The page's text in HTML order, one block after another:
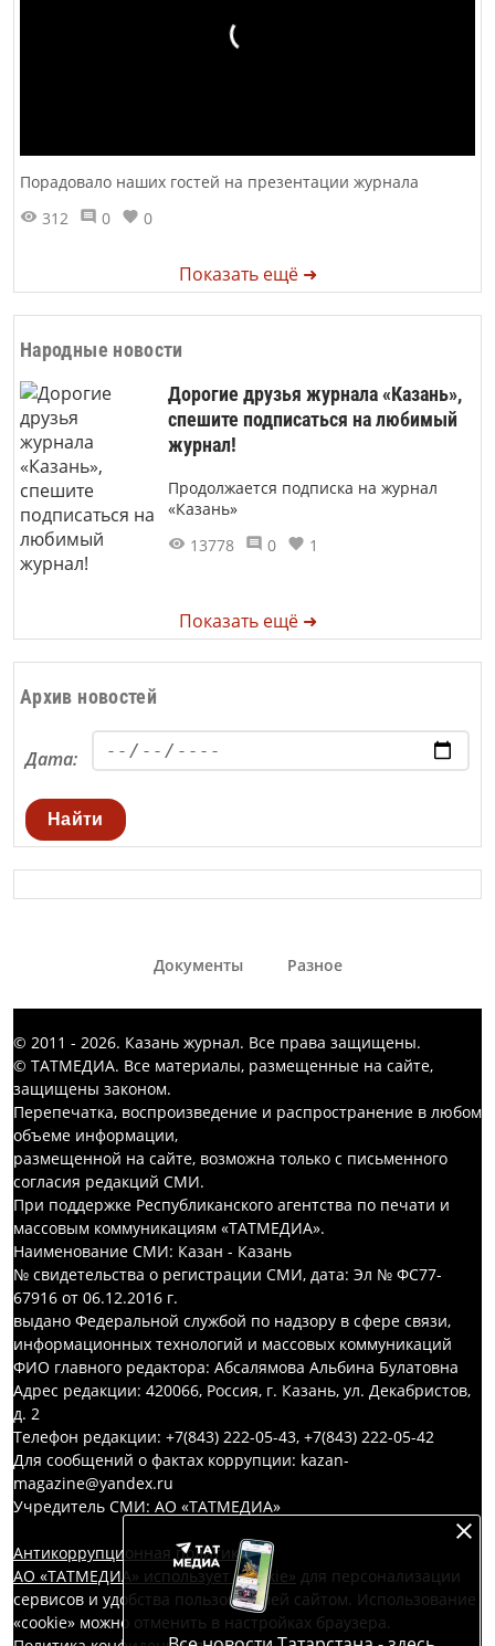
Порадовало наших гостей на презентации журнала
312
0 0
Показать ещё ➜
Народные новости
Дорогие друзья журнала «Казань»,
спешите подписаться на любимый
журнал!
Продолжается подписка на журнал
«Казань»
13778
0 1
Показать ещё ➜
Архив новостей
Дата:
Найти
Документы Разное
© 2011 - 2026. Казань журнал. Все права защищены.
© ТАТМЕДИА. Все материалы, размещенные на сайте,
защищены законом.
Перепечатка, воспроизведение и распространение в любом
объеме информации,
размещенной на сайте, возможна только с письменного
согласия редакций СМИ.
При поддержке Республиканского агентства по печати и
массовым коммуникациям «ТАТМЕДИА».
Наименование СМИ: Казан - Казань
№ свидетельства о регистрации СМИ, дата: Эл № ФС77-
67916 от 06.12.2016 г.
выдано Федеральной службой по надзору в сфере связи,
информационных технологий и массовых коммуникаций
ФИО главного редактора: Абсалямова Альбина Булатовна
Адрес редакции: 420066, Россия, г. Казань, ул. Декабристов,
д. 2
Телефон редакции: +7(843) 222-05-43, +7(843) 222-05-42
Для сообщений о фактах коррупции: kazan-
magazine@yandex.ru
Учредитель СМИ: АО «ТАТМЕДИА»
Антикоррупционная политика
АО «ТАТМЕДИА» использует «cookie» для персонализации
сервисов и удобства пользователей сайтом. Использование
«cookie» можно отменить в настройках браузера.